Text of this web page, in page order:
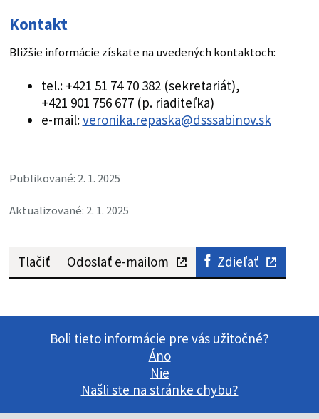
Kontakt
Bližšie informácie získate na uvedených kontaktoch:
tel.: +421 51 74 70 382 (sekretariát),
+421 901 756 677 (p. riaditeľka)
e-mail:veronika.repaska@dsssabinov.sk
Publikované: 2. 1. 2025
Aktualizované: 2. 1. 2025
Tlačiť Odoslať e-mailom Zdieľať
Boli tieto informácie pre vás užitočné?
Áno
Nie
Našli ste na stránke chybu?